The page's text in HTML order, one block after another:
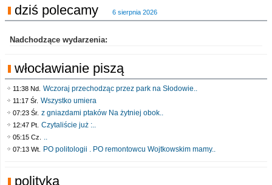
dziś polecamy 6 sierpnia 2026
Nadchodzące wydarzenia:
włocławianie piszą
11:38 Nd. Wczoraj przechodząc przez park na Słodowie..
11:17 Śr. Wszystko umiera
07:23 Śr. z gniazdami ptaków Na żytniej obok..
12:47 Pt. Czytaliście już :..
05:15 Cz. ..
07:13 Wt. PO politologii . PO remontowcu Wojtkowskim mamy..
polityka